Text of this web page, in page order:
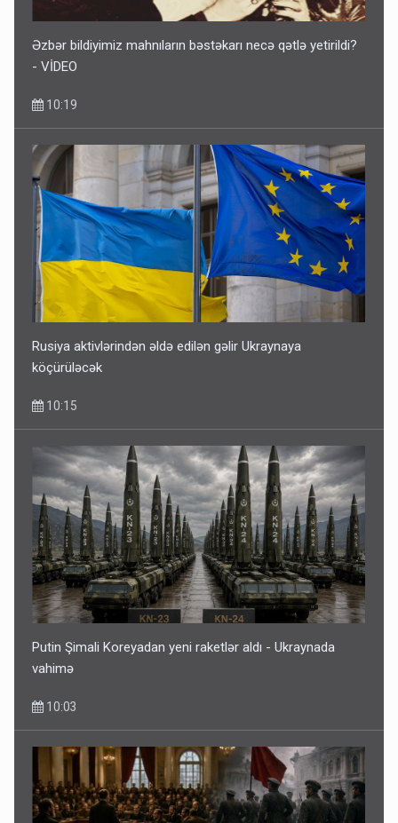
Əzbər bildiyimiz mahnıların bəstəkarı necə qətlə yetirildi?
- VİDEO
10:19
Rusiya aktivlərindən əldə edilən gəlir Ukraynaya
köçürüləcək
10:15
Putin Şimali Koreyadan yeni raketlər aldı - Ukraynada
vahimə
10:03